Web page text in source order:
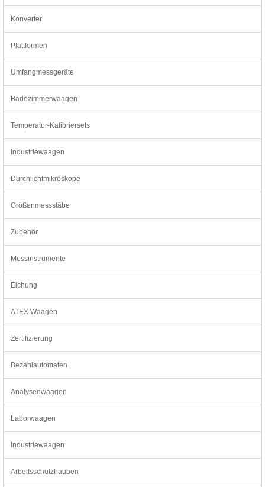
Konverter
Plattformen
Umfangmessgeräte
Badezimmerwaagen
Temperatur-Kalibriersets
Industriewaagen
Durchlichtmikroskope
Größenmessstäbe
Zubehör
Messinstrumente
Eichung
ATEX Waagen
Zertifizierung
Bezahlautomaten
Analysenwaagen
Laborwaagen
Industriewaagen
Arbeitsschutzhauben